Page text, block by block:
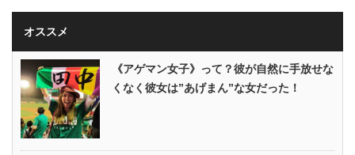
オススメ
《アゲマン女子》って？彼が自然に手放せな
くなく彼女は”あげまん”な女だった！